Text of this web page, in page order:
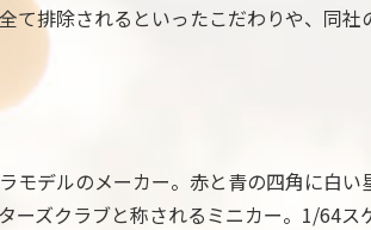
て排除されるといったこだわりや、同
モデルのメーカー。赤と青の四角に白い
ーズクラブと称されるミニカー。1/64ス